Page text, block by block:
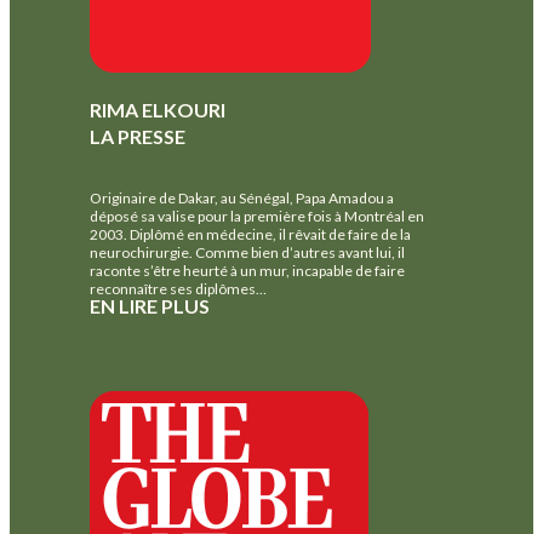
RIMA ELKOURI
LA PRESSE
Originaire de Dakar, au Sénégal, Papa Amadou a
déposé sa valise pour la première fois à Montréal en
2003. Diplômé en médecine, il rêvait de faire de la
neurochirurgie. Comme bien d’autres avant lui, il
raconte s’être heurté à un mur, incapable de faire
reconnaître ses diplômes…
EN LIRE PLUS